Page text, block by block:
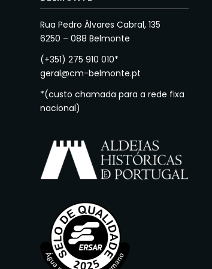
Rua Pedro Álvares Cabral, 135
6250 – 088 Belmonte
(+351) 275 910 010*
geral@cm-belmonte.pt
*(custo chamada para a rede fixa
nacional)